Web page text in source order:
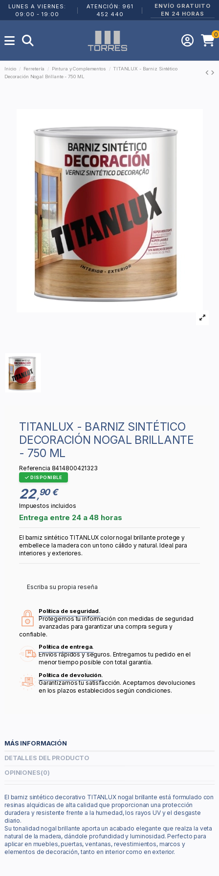
LUNES A VIERNES:
09:00 - 19:00
ATENCIÓN: 961
452 440
ENVÍO GRATUITO
EN 24 HORAS
0
Inicio Ferretería Pintura y Complementos
TITANLUX - Barniz Sintético
Decoración Nogal Brillante - 750 ML
TITANLUX - BARNIZ SINTÉTICO
DECORACIÓN NOGAL BRILLANTE
- 750 ML
Referencia 8414800421323
DISPONIBLE
22,90 €
Impuestos incluidos
Entrega entre 24 a 48 horas
El barniz sintético TITANLUX color nogal brillante protege y
embellece la madera con un tono cálido y natural. Ideal para
interiores y exteriores.
Escriba su propia reseña
Política de seguridad.
Protegemos tu información con medidas de seguridad
avanzadas para garantizar una compra segura y
confiable.
Política de entrega.
Envíos rápidos y seguros. Entregamos tu pedido en el
menor tiempo posible con total garantía.
Política de devolución.
Garantizamos tu satisfacción. Aceptamos devoluciones
en los plazos establecidos según condiciones.
MÁS INFORMACIÓN
DETALLES DEL PRODUCTO
OPINIONES(0)
El barniz sintético decorativo TITANLUX nogal brillante está formulado con
resinas alquídicas de alta calidad que proporcionan una protección
duradera y resistente frente a la humedad, los rayos UV y el desgaste
diario.
Su tonalidad nogal brillante aporta un acabado elegante que realza la veta
natural de la madera, dándole profundidad y luminosidad. Perfecto para
aplicar en muebles, puertas, ventanas, revestimientos, marcos y
elementos de decoración, tanto en interior como en exterior.